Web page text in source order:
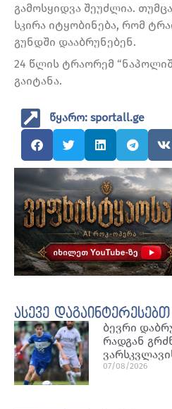
გამოსყიდვა შეუძლია.
სკირა იტყობინება, რომ
გუნდში დააბრუნებენ.
24 წლის ტრაორემ
გაიტანა.
წყარო: sportall.ge
ასევე დაგაინტერესებთ
ბევრი
რადგან
07/08/2026